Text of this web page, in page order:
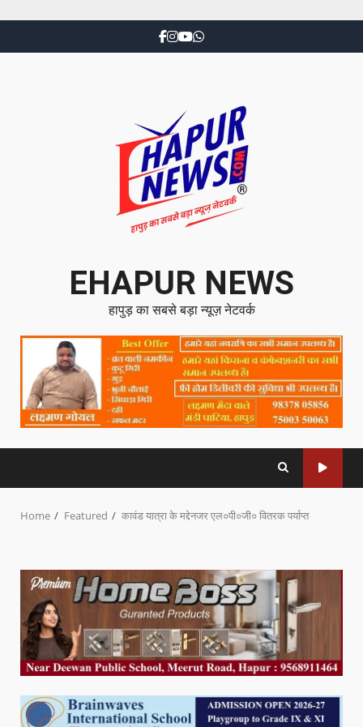
EHAPUR NEWS
हापुड़ का सबसे बड़ा न्यूज़ नेटवर्क
Home Featured कावंड यात्रा के मद्देनजर एल०पी०जी० वितरक पर्याप्त